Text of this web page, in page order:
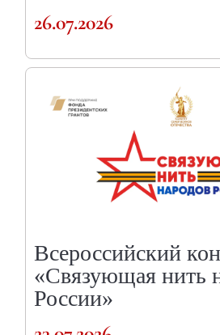
26.07.2026
Всероссийский
«Связующая нить
России»